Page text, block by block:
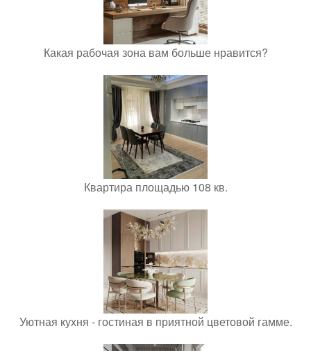
Какая рабочая зона вам больше нравится?
Квартира площадью 108 кв.
Уютная кухня - гостиная в приятной цветовой гамме.